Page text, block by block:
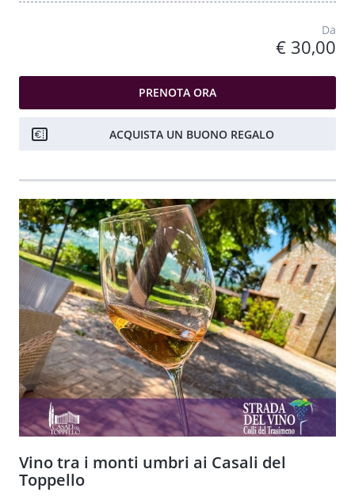
Da
€ 30,00
PRENOTA ORA
ACQUISTA UN BUONO REGALO
Vino tra i monti umbri ai Casali del
Toppello